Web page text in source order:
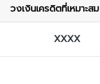
วงเงินเครดิตที่เหมาะส
XXXX